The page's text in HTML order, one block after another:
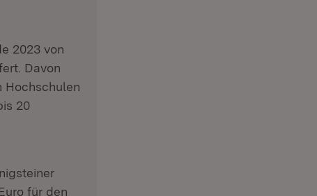
2023 von
Davon
Hochschulen
20
für den